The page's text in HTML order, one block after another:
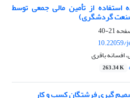
استفاده از تأمین‌ مالی‌ جمعی توسط
صنعت گردشگری)
21-40
10.22059/
باقری
263.34 K
گیری فرشتگان کسب و کار